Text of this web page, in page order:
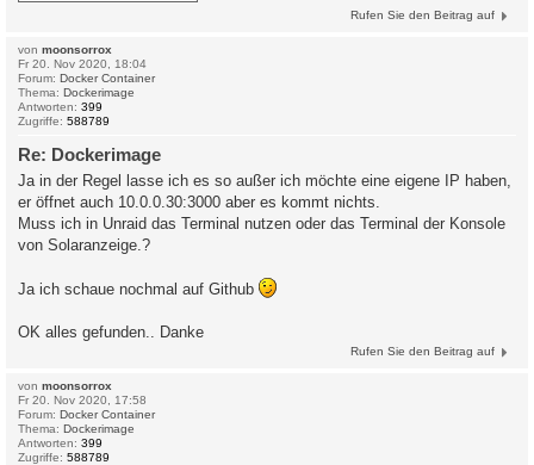
Rufen Sie den Beitrag auf
von moonsorrox
Fr 20. Nov 2020, 18:04
Forum: Docker Container
Thema: Dockerimage
Antworten: 399
Zugriffe: 588789
Re: Dockerimage
Ja in der Regel lasse ich es so außer ich möchte eine eigene IP haben,
er öffnet auch 10.0.0.30:3000 aber es kommt nichts.
Muss ich in Unraid das Terminal nutzen oder das Terminal der Konsole
von Solaranzeige.?
Ja ich schaue nochmal auf Github
OK alles gefunden.. Danke
Rufen Sie den Beitrag auf
von moonsorrox
Fr 20. Nov 2020, 17:58
Forum: Docker Container
Thema: Dockerimage
Antworten: 399
Zugriffe: 588789